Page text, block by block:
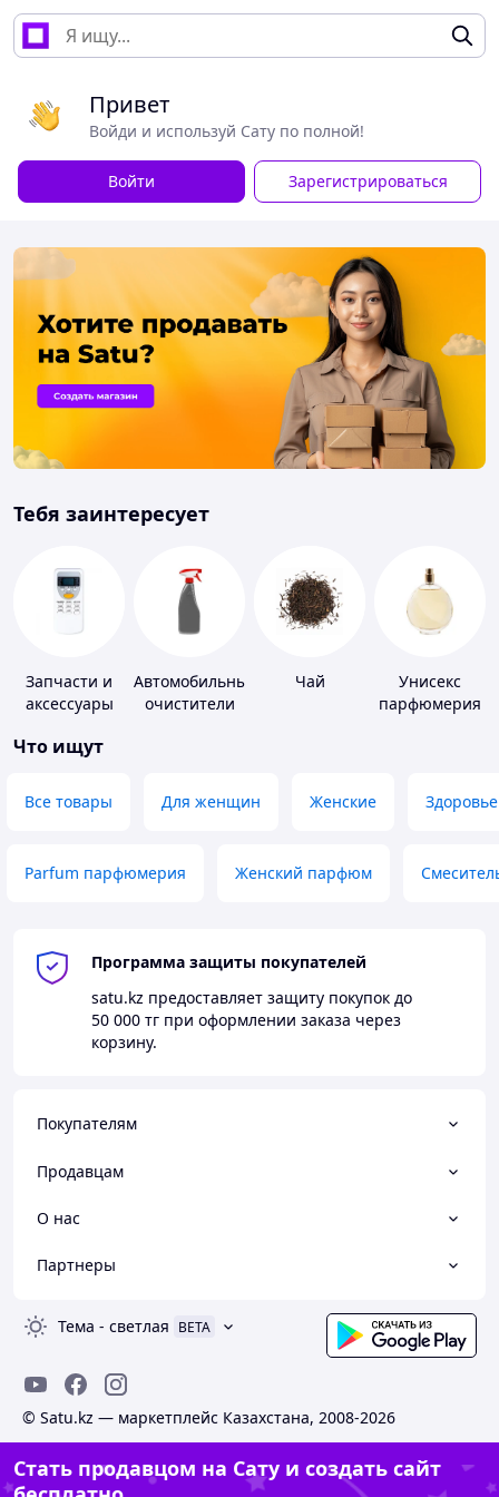
Привет
Войди и используй Сату по полной!
Войти Зарегистрироваться
Тебя заинтересует
Запчасти и
аксессуары
кондиционеров
Автомобильные
очистители
Чай
Унисекс
парфюмерия
Что ищут
Все товары Для женщин Женские Здоровье
Parfum парфюмерия Женский парфюм
Программа защиты покупателей
satu.kz предоставляет защиту покупок до
50 000 тг при оформлении заказа через
корзину.
Покупателям
Продавцам
О нас
Партнеры
Тема - светлая BETA
© Satu.kz — маркетплейс Казахстана, 2008-2026
Стать продавцом на Сату и создать сайт